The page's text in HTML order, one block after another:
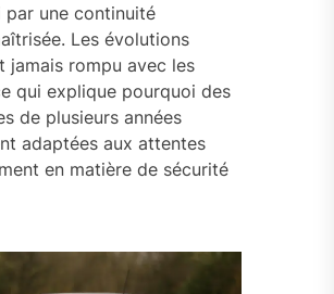
par une continuité
Les évolutions
jamais rompu avec les
qui explique pourquoi des
de plusieurs années
adaptées aux attentes
en matière de sécurité